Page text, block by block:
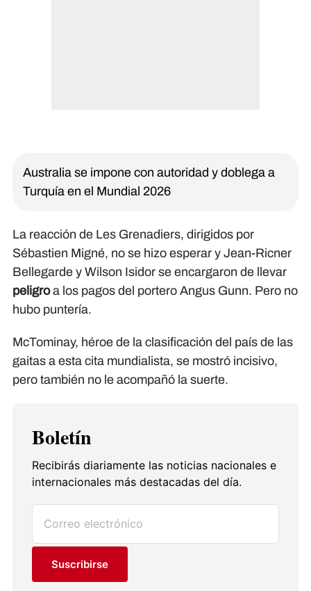
Australia se impone con autoridad y doblega a
Turquía en el Mundial 2026
La reacción de Les Grenadiers, dirigidos por
Sébastien Migné, no se hizo esperar y Jean-Ricner
Bellegarde y Wilson Isidor se encargaron de llevar
peligroa los pagos del portero Angus Gunn. Pero no
hubo puntería.
McTominay, héroe de la clasificación del país de las
gaitas a esta cita mundialista, se mostró incisivo,
pero también no le acompañó la suerte.
Boletín
Recibirás diariamente las noticias nacionales e
internacionales más destacadas del día.
Suscribirse